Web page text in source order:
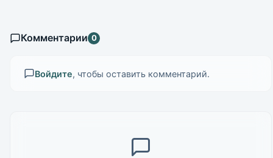
Комментарии 0
Войдите, чтобы оставить комментарий.